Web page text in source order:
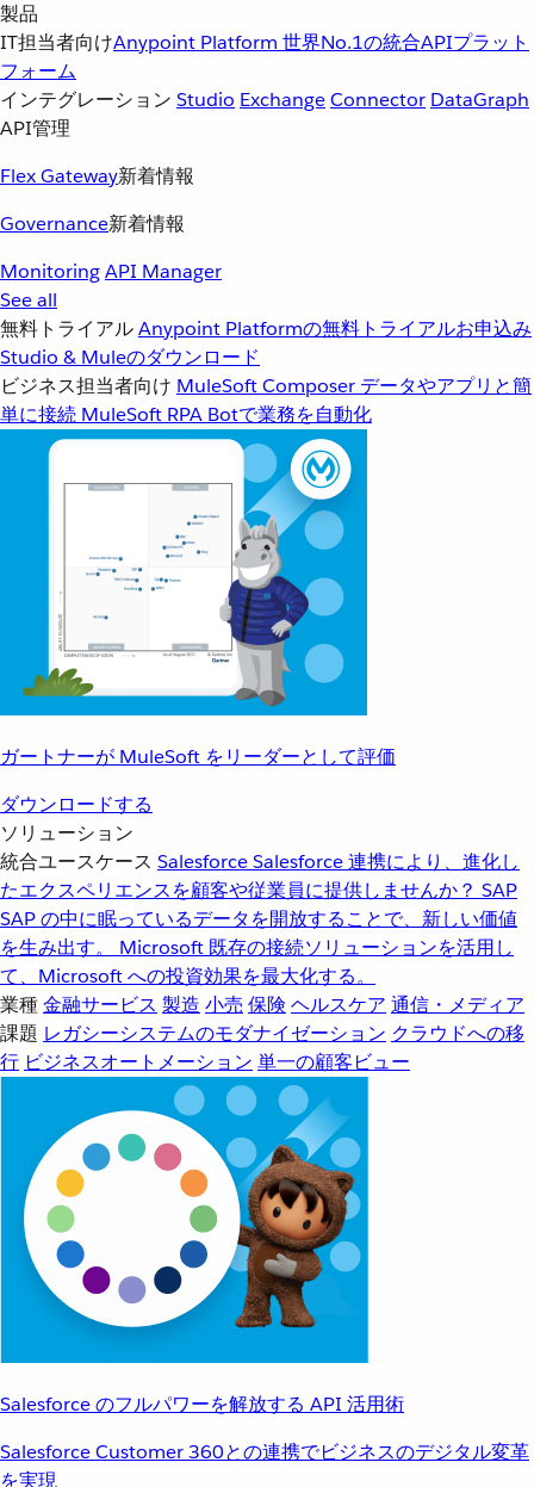
製品
IT担当者向けAnypoint Platform 世界No.1の統合APIプラット
フォーム
インテグレーション Studio ExchangeConnector DataGraph
API管理
Flex Gateway新着情報
Governance新着情報
MonitoringAPI Manager
See all
無料トライアルAnypoint Platformの無料トライアルお申込み
Studio & Muleのダウンロード
ビジネス担当者向け MuleSoft Composer データやアプリと簡
単に接続 MuleSoft RPA Botで業務を自動化
ガートナーが MuleSoft をリーダーとして評価
ダウンロードする
ソリューション
統合ユースケース SalesforceSalesforce 連携により、進化し
たエクスペリエンスを顧客や従業員に提供しませんか？ SAP
SAP の中に眠っているデータを開放することで、新しい価値
を生み出す。
Microsoft 既存の接続ソリューションを活用し
て、Microsoft への投資効果を最大化する。
業種金融サービス 製造 小売 保険 ヘルスケア 通信・メディア
課題 レガシーシステムのモダナイゼーション クラウドへの移
行 ビジネスオートメーション 単一の顧客ビュー
Salesforce のフルパワーを解放する API 活用術
Salesforce Customer 360との連携でビジネスのデジタル変革
を実現